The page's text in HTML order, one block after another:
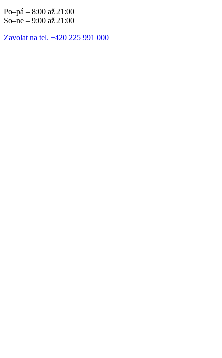
Po–pá – 8:00 až 21:00
So–ne – 9:00 až 21:00
Zavolat na tel. +420 225 991 000